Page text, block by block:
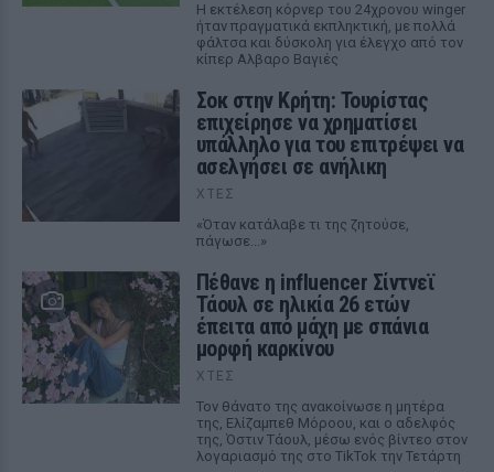
Η εκτέλεση κόρνερ του 24χρονου winger
ήταν πραγματικά εκπληκτική, με πολλά
φάλτσα και δύσκολη για έλεγχο από τον
κίπερ Αλβαρο Βαγιές
Σοκ στην Κρήτη: Τουρίστας
επιχείρησε να χρηματίσει
υπάλληλο για του επιτρέψει να
ασελγήσει σε ανήλικη
ΧΤΕΣ
«Όταν κατάλαβε τι της ζητούσε,
πάγωσε...»
Πέθανε η influencer Σίντνεϊ
Τάουλ σε ηλικία 26 ετών
έπειτα από μάχη με σπάνια
μορφή καρκίνου
ΧΤΕΣ
Τον θάνατο της ανακοίνωσε η μητέρα
της, Ελίζαμπεθ Μόροου, και ο αδελφός
της, Όστιν Τάουλ, μέσω ενός βίντεο στον
λογαριασμό της στο TikTok την Τετάρτη